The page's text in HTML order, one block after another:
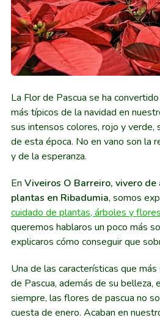
La Flor de Pascua se ha
más típicos de la navidad en
sus intensos colores, rojo y verde,
de esta época. No en vano son la
y de la esperanza.
En Viveiros O Barreiro, vivero
plantas en Ribadumia, somos
cuidado de plantas, árboles y flores
queremos hablaros un poco más
explicaros cómo conseguir que
Una de las características que
de Pascua, además de su belleza,
siempre, las flores de pascua no
cuesta de enero. Acaban en